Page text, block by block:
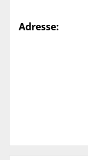
Adresse: